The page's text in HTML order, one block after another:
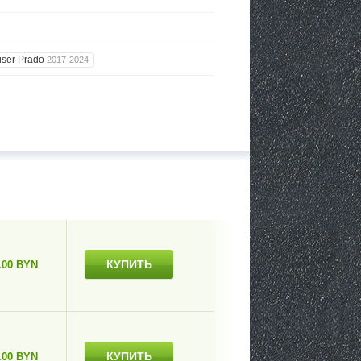
Prado 2017-2024
BYN КУПИТЬ
BYN КУПИТЬ